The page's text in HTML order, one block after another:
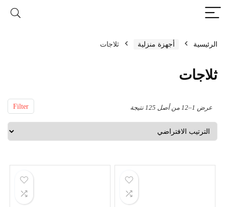
الرئيسية أجهزة منزلية ثلاجات
ثلاجات
Filter عرض 1–12 من أصل 125 نتيجة